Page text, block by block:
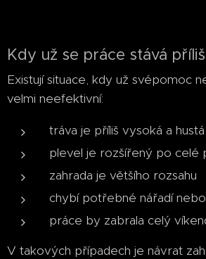
Kdy už se práce stává
Existují situace, kdy už svépomoc
velmi neefektivní:
tráva je příliš vysoká a hustá
plevel je rozšířený po celé
zahrada je většího rozsahu
chybí potřebné nářadí
práce by zabrala celý
V takových případech je návrat